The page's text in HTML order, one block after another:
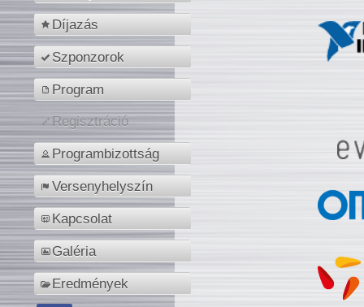
Díjazás
Szponzorok
Program
Regisztráció
Programbizottság
Versenyhelyszín
Kapcsolat
Galéria
Eredmények